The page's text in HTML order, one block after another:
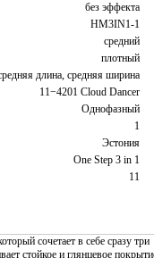
без эффекта
HM3IN1-1
средний
плотный
длина, средняя ширина
11−4201 Cloud Dancer
Однофазный
1
Эстония
One Step 3 in 1
11
сочетает в себе сразу три
стойкое и глянцевое